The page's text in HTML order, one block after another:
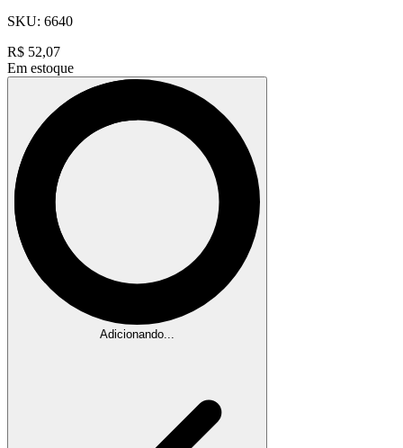
SKU: 6640
R$ 52,07
Em estoque
Adicionando...